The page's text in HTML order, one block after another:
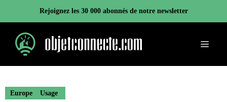
contenu
Rejoignez les 30 000 abonnés de notre newsletter
Menu
Europe Usage